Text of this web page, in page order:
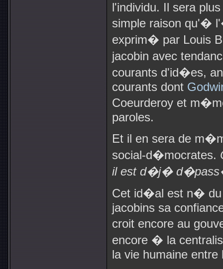
l'individu. Il sera
simple raison qu'�
exprim� par Louis
jacobin avec
courants d'id�es,
courants dont
Coeurderoy et
paroles.
Et il en sera de
social-d�mocrates.
il est d�j�
Cet id�al est n�
jacobins sa
croit encore au
encore � la
la vie humaine